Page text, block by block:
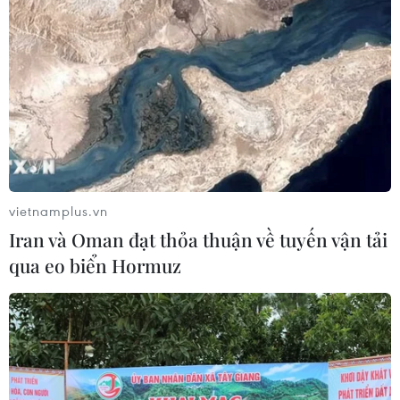
Iran ra điều kiện gì với Mỹ
trước khi mở lại Eo biển Hormuz?
03/08/2026 16:12
Iran tuyên bố chưa đạt đủ điều kiện
để mở lại eo biển Hormuz
03/08/2026 15:59
Làn sóng người Israel di cư ra nước
ngoài vẫn ở mức kỷ lục
03/08/2026 11:32
vietnamplus.vn
Iran và Oman đạt thỏa thuận về tuyến vận tải
qua eo biển Hormuz